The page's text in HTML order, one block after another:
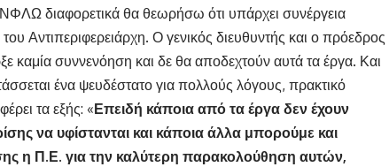
διαφορετικά θα θεωρήσω ότι υπάρχει συνέργεια
Αντιπεριφερειάρχη. Ο γενικός διευθυντής και ο πρόεδρος
καμία συννενόηση και δε θα αποδεχτούν αυτά τα έργα. Και
ένα ψευδέστατο για πολλούς λόγους, πρακτικό
τα εξής: «Επειδή κάποια από τα έργα δεν έχουν
να υφίστανται και κάποια άλλα μπορούμε και
η Π.Ε. για την καλύτερη παρακολούθηση αυτών,